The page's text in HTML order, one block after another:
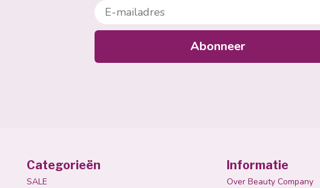
E-mailadres
Abonneer
Categorieën
SALE
Informatie
Over Beauty Company